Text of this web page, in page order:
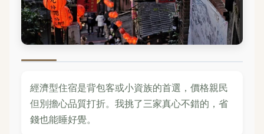
經濟型住宿是背包客或小資族的首選，價格親民
但別擔心品質打折。我挑了三家真心不錯的，省
錢也能睡好覺。